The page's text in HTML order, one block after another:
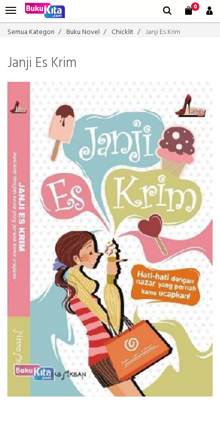
0
Semua Kategori Buku Novel Chicklit Janji Es Krim
Janji Es Krim